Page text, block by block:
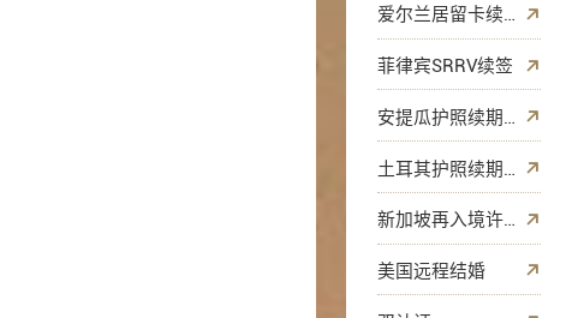
爱尔兰居留卡续签
菲律宾SRRV续签
安提瓜护照续期/更新
新加坡再入境许可证 (REP)
美国远程结婚